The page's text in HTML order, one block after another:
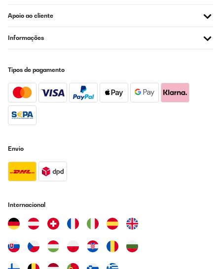
Apoio ao cliente
Informações
Tipos de pagamento
Envio
Internacional